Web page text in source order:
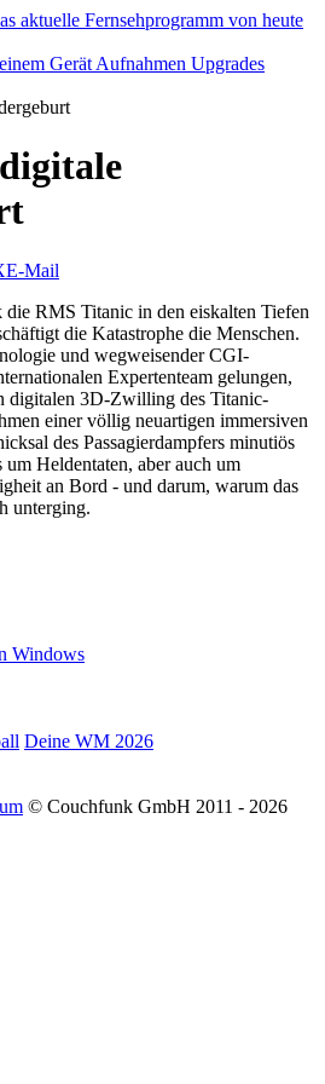
Gerät Aufnahmen Upgrades
E-Mail
RMS Titanic in den eiskalten Tiefen
die Katastrophe die Menschen.
und wegweisender CGI-
Expertenteam gelungen,
digitalen 3D-Zwilling des Titanic-
einer völlig neuartigen immersiven
des Passagierdampfers minutiös
Heldentaten, aber auch um
an Bord - und darum, warum das
unterging.
Windows
Deine WM 2026
© Couchfunk GmbH 2011 - 2026